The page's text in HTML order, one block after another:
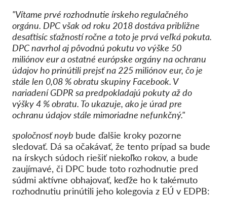
"Vítame prvé rozhodnutie írskeho regulačného
orgánu. DPC však od roku 2018 dostáva približne
desaťtisíc sťažností ročne a toto je prvá veľká pokuta.
DPC navrhol aj pôvodnú pokutu vo výške 50
miliónov eur a ostatné európske orgány na ochranu
údajov ho prinútili prejsť na 225 miliónov eur, čo je
stále len 0,08 % obratu skupiny Facebook. V
nariadení GDPR sa predpokladajú pokuty až do
výšky 4 % obratu. To ukazuje, ako je úrad pre
ochranu údajov stále mimoriadne nefunkčný."
spoločnosť noyb bude ďalšie kroky pozorne
sledovať. Dá sa očakávať, že tento prípad sa bude
na írskych súdoch riešiť niekoľko rokov, a bude
zaujímavé, či DPC bude toto rozhodnutie pred
súdmi aktívne obhajovať, keďže ho k takémuto
rozhodnutiu prinútili jeho kolegovia z EÚ v EDPB: